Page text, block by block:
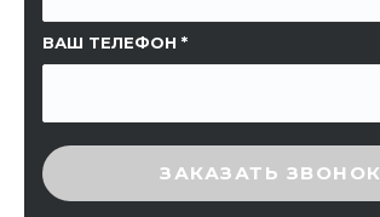
ВАШ ТЕЛЕФОН
ВВЕДИТЕ ПРОВЕРОЧНЫЙ КОД
ЗАКАЗАТЬ ЗВОНОК